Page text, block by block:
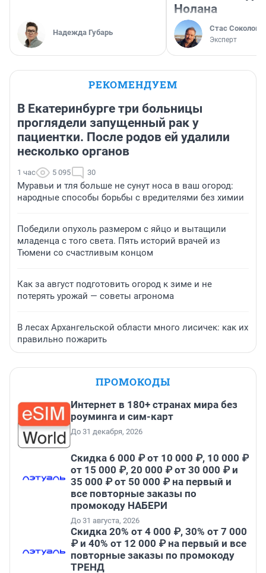
Надежда Губарь
Нолана
Стас Соколов
Эксперт
РЕКОМЕНДУЕМ
В Екатеринбурге три больницы
проглядели запущенный рак у
пациентки. После родов ей удалили
несколько органов
1 час 5 095 30
Муравьи и тля больше не сунут носа в ваш огород:
народные способы борьбы с вредителями без химии
Победили опухоль размером с яйцо и вытащили
младенца с того света. Пять историй врачей из
Тюмени со счастливым концом
Как за август подготовить огород к зиме и не
потерять урожай — советы агронома
В лесах Архангельской области много лисичек: как их
правильно пожарить
ПРОМОКОДЫ
Интернет в 180+ странах мира без
роуминга и сим-карт
До 31 декабря, 2026
Скидка 6 000 ₽ от 10 000 ₽, 10 000 ₽
от 15 000 ₽, 20 000 ₽ от 30 000 ₽ и
35 000 ₽ от 50 000 ₽ на первый и
все повторные заказы по
промокоду НАБЕРИ
До 31 августа, 2026
Скидка 20% от 4 000 ₽, 30% от 7 000
₽ и 40% от 12 000 ₽ на первый и все
повторные заказы по промокоду
ТРЕНД